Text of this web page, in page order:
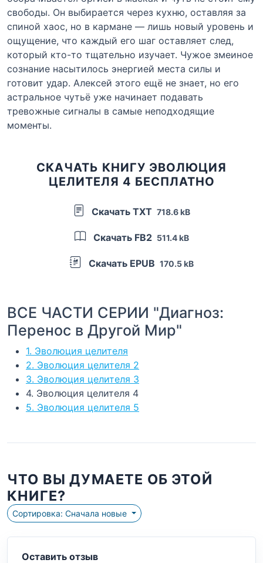
свободы. Он выбирается через кухню, оставляя за
спиной хаос, но в кармане — лишь новый уровень и
ощущение, что каждый его шаг оставляет след,
который кто-то тщательно изучает. Чужое змеиное
сознание насытилось энергией места силы и
готовит удар. Алексей этого ещё не знает, но его
астральное чутьё уже начинает подавать
тревожные сигналы в самые неподходящие
моменты.
СКАЧАТЬ КНИГУ ЭВОЛЮЦИЯ
ЦЕЛИТЕЛЯ 4 БЕСПЛАТНО
Скачать TXT 718.6 kB
Скачать FB2 511.4 kB
Скачать EPUB 170.5 kB
ВСЕ ЧАСТИ СЕРИИ "Диагноз:
Перенос в Другой Мир"
1. Эволюция целителя
2. Эволюция целителя 2
3. Эволюция целителя 3
4. Эволюция целителя 4
5. Эволюция целителя 5
ЧТО ВЫ ДУМАЕТЕ ОБ ЭТОЙ
КНИГЕ?
Сортировка: Сначала новые
Оставить отзыв